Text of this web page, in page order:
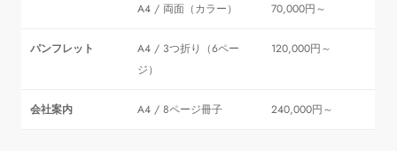
A4 / 両面（カラー） 70,000円～
パンフレット
A4 / 3つ折り（6ペー
ジ）
120,000円～
会社案内 A4 / 8ページ冊子 240,000円～